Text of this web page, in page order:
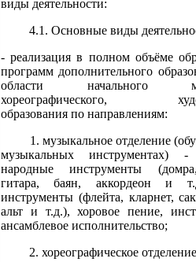
виды деятельности:
4.1. Основные виды
- реализация в полном объёме
программ дополнительного
области начального
хореографического,
образования по направлениям:
1. музыкальное отделение
музыкальных инструментах) -
народные инструменты
гитара, баян, аккордеон и
инструменты (флейта, кларнет,
альт и т.д.), хоровое пение,
ансамблевое исполнительство;
2. хореографическое